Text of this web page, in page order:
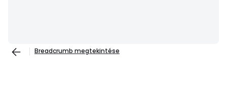
Breadcrumb megtekintése